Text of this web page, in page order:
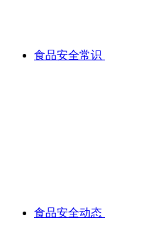
食品安全常识
食品安全动态